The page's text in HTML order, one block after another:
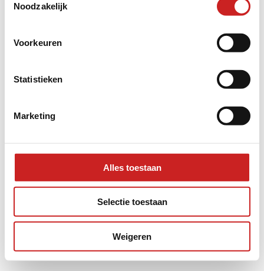
Noodzakelijk
Voorkeuren
Statistieken
Marketing
Alles toestaan
Selectie toestaan
Weigeren
loadingwww.adggroep.nl
for more